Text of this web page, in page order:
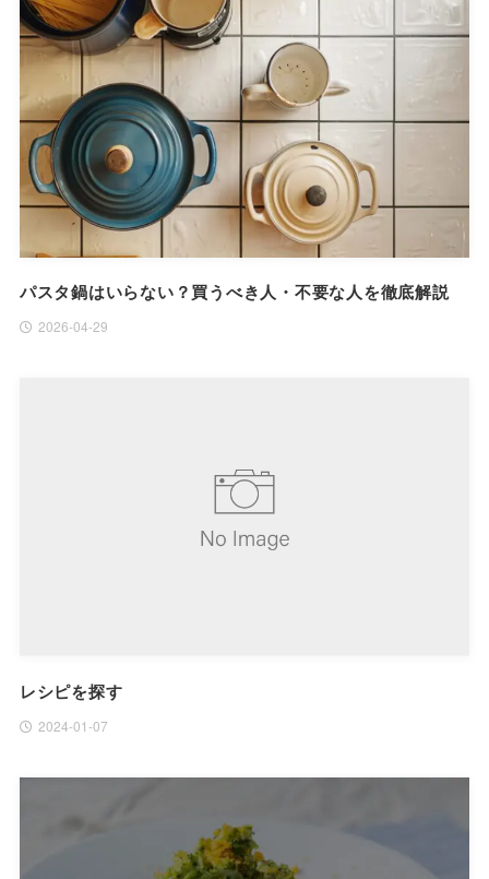
パスタ鍋はいらない？買うべき人・不要な人を徹底解説
2026-04-29
レシピを探す
2024-01-07